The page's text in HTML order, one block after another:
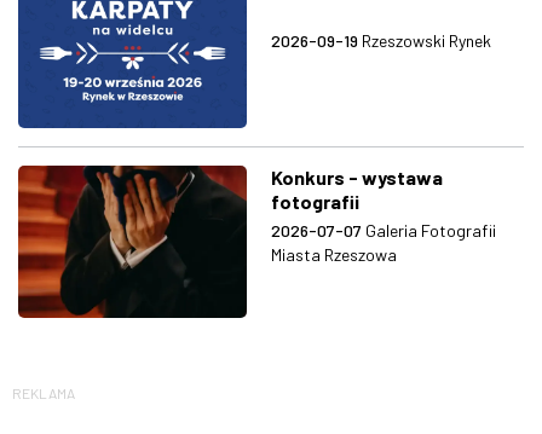
2026-09-19 Rzeszowski Rynek
Konkurs - wystawa
fotografii
2026-07-07 Galeria Fotografii
Miasta Rzeszowa
REKLAMA